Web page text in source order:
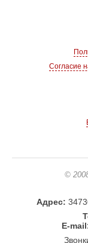
Согласие
©
Адрес:
E-